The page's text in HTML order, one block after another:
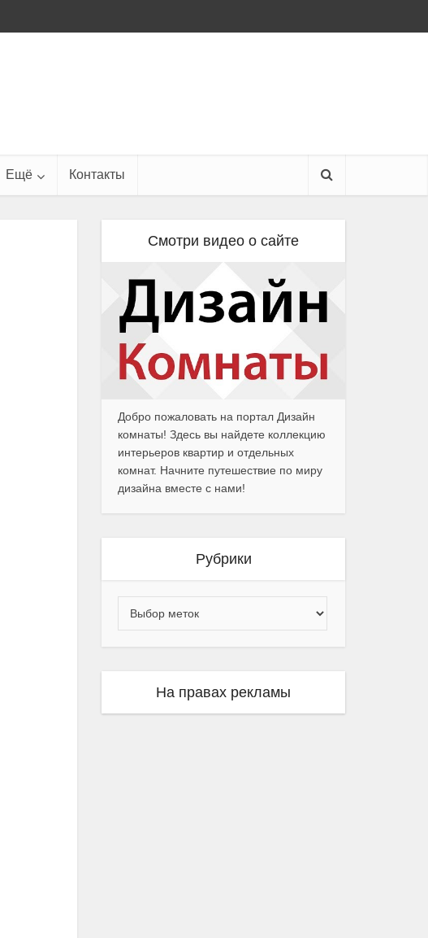
Ещё Контакты
Смотри видео о сайте
Добро пожаловать на портал Дизайн
комнаты! Здесь вы найдете коллекцию
интерьеров квартир и отдельных
комнат. Начните путешествие по миру
дизайна вместе с нами!
Рубрики
На правах рекламы